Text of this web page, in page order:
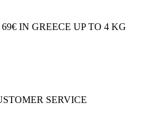
IN GREECE UP TO 4 KG
SERVICE